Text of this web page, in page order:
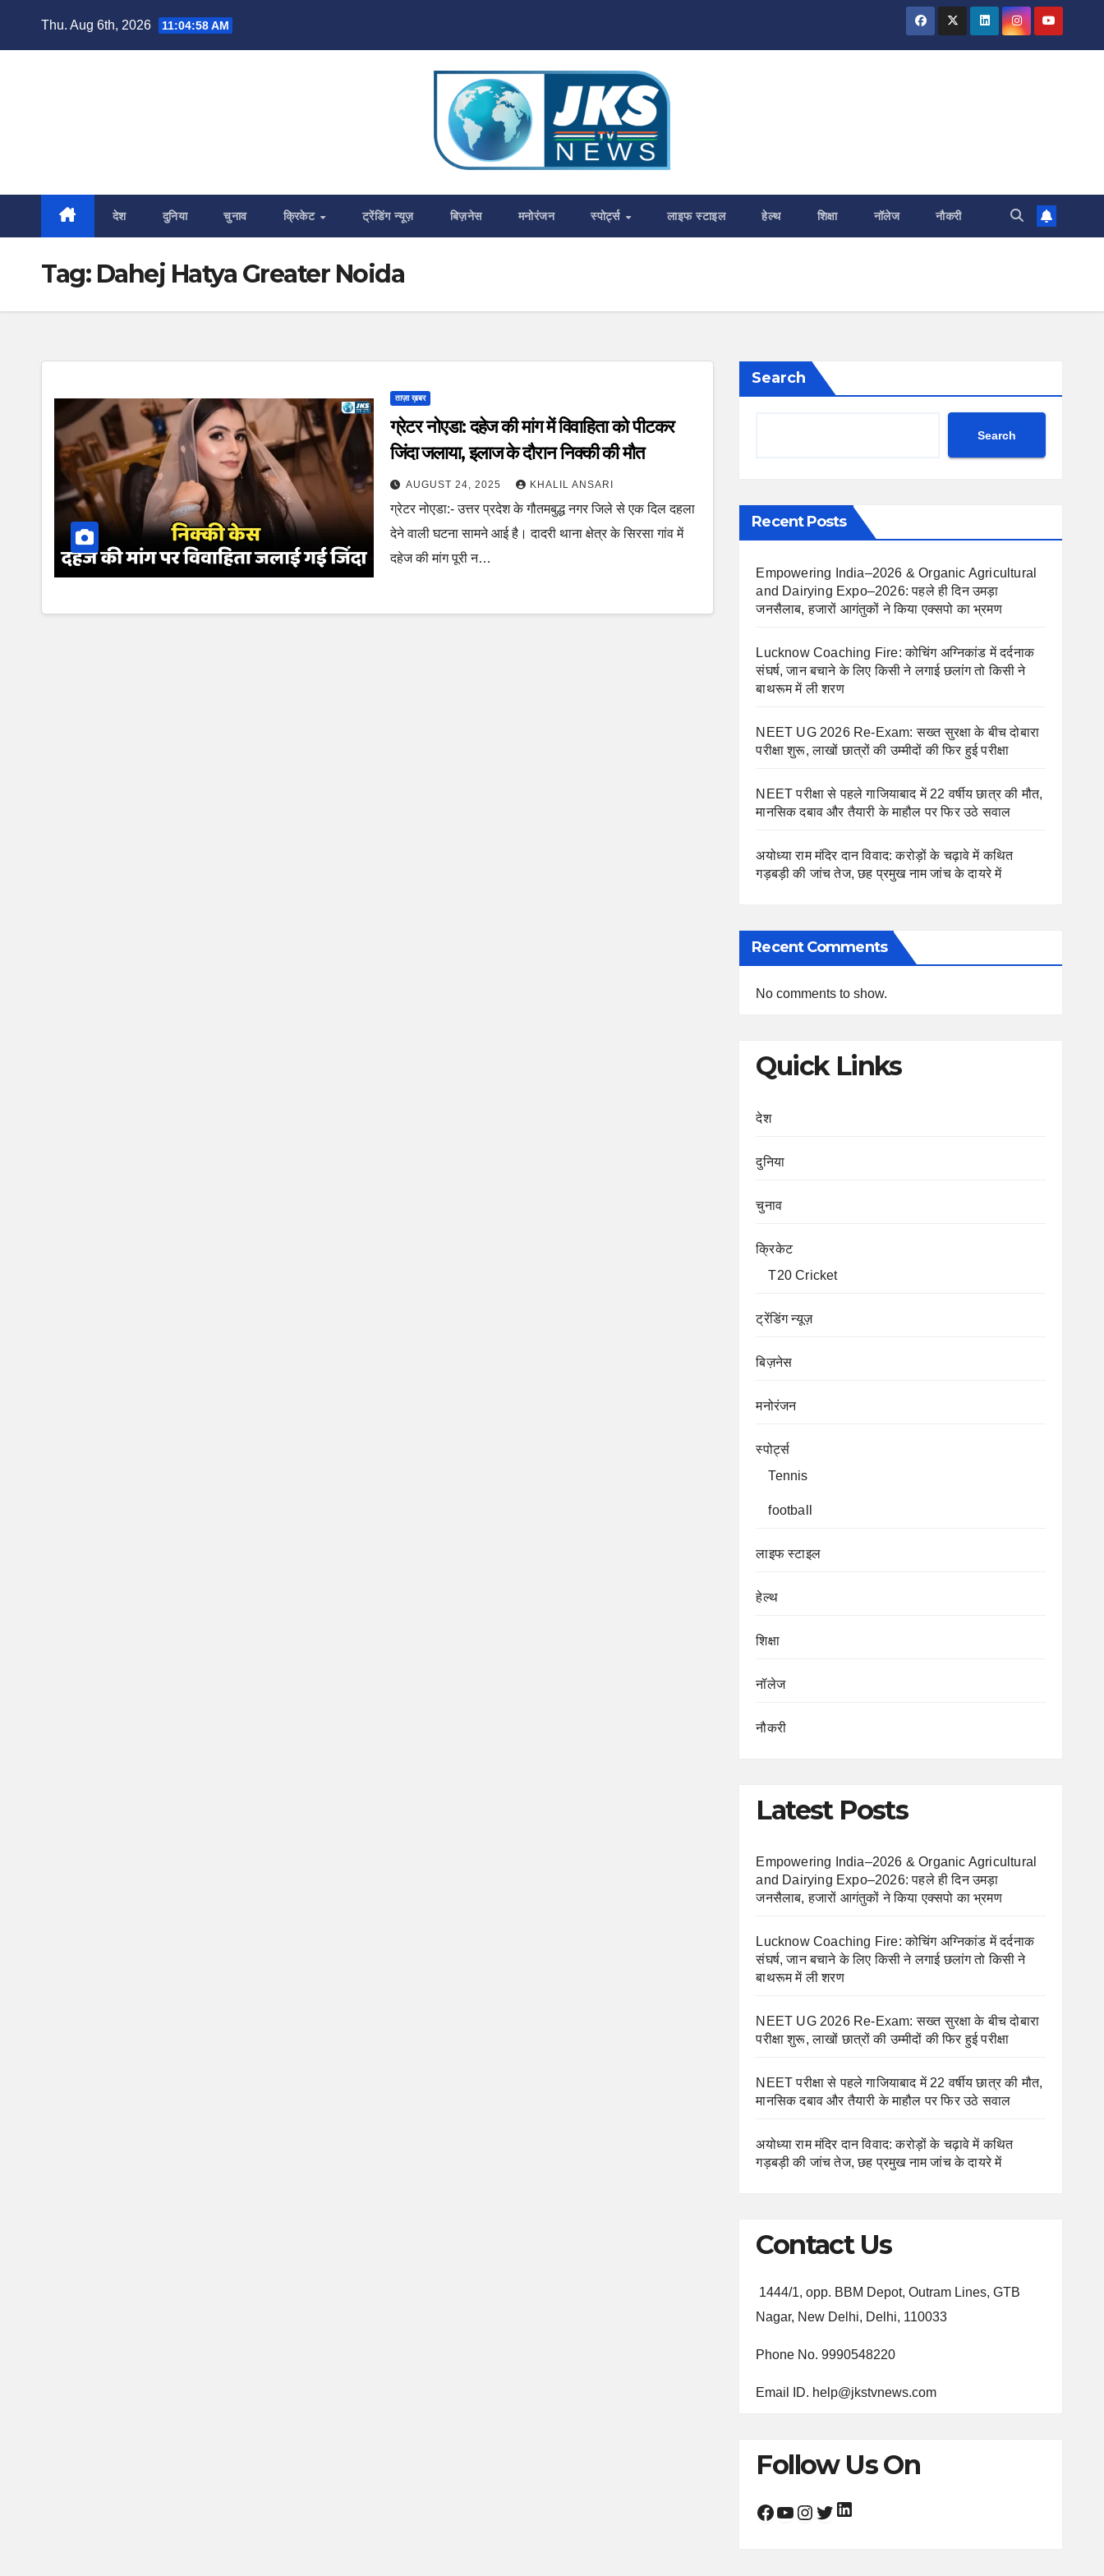
Thu. Aug 6th, 2026 11:04:59 AM
देश दुनिया चुनाव क्रिकेट ट्रेंडिंग न्यूज़ बिज़नेस मनोरंजन स्पोर्ट्स लाइफ स्टाइल हेल्थ शिक्षा नॉलेज नौकरी
Tag: Dahej Hatya Greater Noida
ताज़ा ख़बर
ग्रेटर नोएडा: दहेज की मांग में विवाहिता को पीटकर
जिंदा जलाया, इलाज के दौरान निक्की की मौत
AUGUST 24, 2025 KHALIL ANSARI
ग्रेटर नोएडा:- उत्तर प्रदेश के गौतमबुद्ध नगर जिले से एक दिल दहला
देने वाली घटना सामने आई है। दादरी थाना क्षेत्र के सिरसा गांव में
दहेज की मांग पूरी न…
Search
Search
Recent Posts
Empowering India–2026 & Organic Agricultural
and Dairying Expo–2026: पहले ही दिन उमड़ा
जनसैलाब, हजारों आगंतुकों ने किया एक्सपो का भ्रमण
Lucknow Coaching Fire: कोचिंग अग्निकांड में दर्दनाक
संघर्ष, जान बचाने के लिए किसी ने लगाई छलांग तो किसी ने
बाथरूम में ली शरण
NEET UG 2026 Re-Exam: सख्त सुरक्षा के बीच दोबारा
परीक्षा शुरू, लाखों छात्रों की उम्मीदों की फिर हुई परीक्षा
NEET परीक्षा से पहले गाजियाबाद में 22 वर्षीय छात्र की मौत,
मानसिक दबाव और तैयारी के माहौल पर फिर उठे सवाल
अयोध्या राम मंदिर दान विवाद: करोड़ों के चढ़ावे में कथित
गड़बड़ी की जांच तेज, छह प्रमुख नाम जांच के दायरे में
Recent Comments
No comments to show.
Quick Links
देश
दुनिया
चुनाव
क्रिकेट
T20 Cricket
ट्रेंडिंग न्यूज़
बिज़नेस
मनोरंजन
स्पोर्ट्स
Tennis
football
लाइफ स्टाइल
हेल्थ
शिक्षा
नॉलेज
नौकरी
Latest Posts
Empowering India–2026 & Organic Agricultural
and Dairying Expo–2026: पहले ही दिन उमड़ा
जनसैलाब, हजारों आगंतुकों ने किया एक्सपो का भ्रमण
Lucknow Coaching Fire: कोचिंग अग्निकांड में दर्दनाक
संघर्ष, जान बचाने के लिए किसी ने लगाई छलांग तो किसी ने
बाथरूम में ली शरण
NEET UG 2026 Re-Exam: सख्त सुरक्षा के बीच दोबारा
परीक्षा शुरू, लाखों छात्रों की उम्मीदों की फिर हुई परीक्षा
NEET परीक्षा से पहले गाजियाबाद में 22 वर्षीय छात्र की मौत,
मानसिक दबाव और तैयारी के माहौल पर फिर उठे सवाल
अयोध्या राम मंदिर दान विवाद: करोड़ों के चढ़ावे में कथित
गड़बड़ी की जांच तेज, छह प्रमुख नाम जांच के दायरे में
Contact Us
1444/1, opp. BBM Depot, Outram Lines, GTB
Nagar, New Delhi, Delhi, 110033
Phone No. 9990548220
Email ID. help@jkstvnews.com
Follow Us On
Facebook YouTube Instagram Twitter LinkedIn